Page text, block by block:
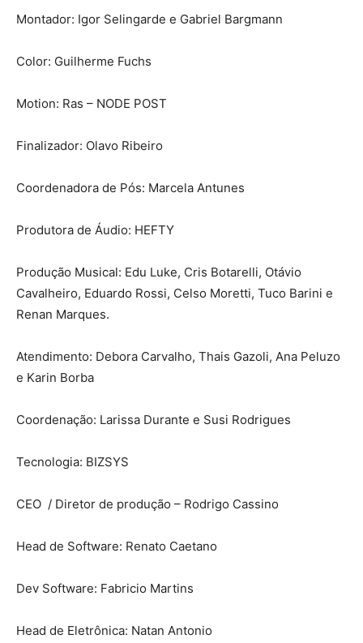
Montador: Igor Selingarde e Gabriel Bargmann
Color: Guilherme Fuchs
Motion: Ras – NODE POST
Finalizador: Olavo Ribeiro
Coordenadora de Pós: Marcela Antunes
Produtora de Áudio: HEFTY
Produção Musical: Edu Luke, Cris Botarelli, Otávio
Cavalheiro, Eduardo Rossi, Celso Moretti, Tuco Barini e
Renan Marques.
Atendimento: Debora Carvalho, Thais Gazoli, Ana Peluzo
e Karin Borba
Coordenação: Larissa Durante e Susi Rodrigues
Tecnologia: BIZSYS
CEO / Diretor de produção – Rodrigo Cassino
Head de Software: Renato Caetano
Dev Software: Fabricio Martins
Head de Eletrônica: Natan Antonio